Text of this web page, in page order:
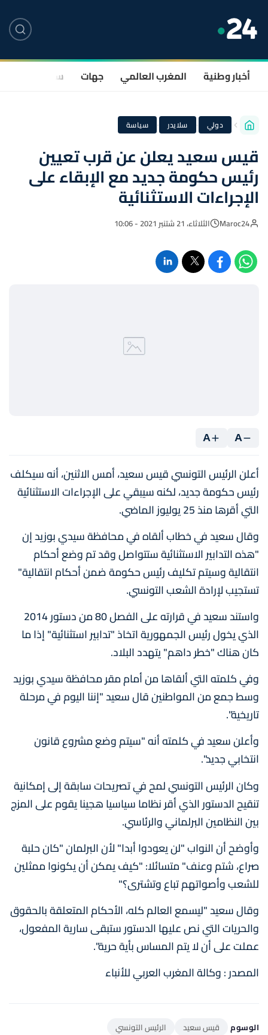
أخبار وطنية المغرب العالمي جهات سياسة
دولي · سلايدر · سياسة
قيس سعيد يعلن عن قرب تعيين
رئيس حكومة جديد مع الإبقاء على
الإجراءات الاستثنائية
Maroc24 الثلاثاء، 21 شتنبر 2021 - 10:06
A
A
أعلن الرئيس التونسي قيس سعيد، أمس الاثنين، أنه سيكلف
رئيس حكومة جديد، لكنه سيبقي على الإجراءات الاستثنائية
التي أقرها منذ 25 يوليوز الماضي.
وقال سعيد في خطاب ألقاه في محافظة سيدي بوزيد إن
"هذه التدابير الاستثنائية ستتواصل وقد تم وضع أحكام
انتقالية وسيتم تكليف رئيس حكومة ضمن أحكام انتقالية"
تستجيب لإرادة الشعب التونسي.
واستند سعيد في قرارته على الفصل 80 من دستور 2014
الذي يخول رئيس الجمهورية اتخاذ "تدابير استثنائية" إذا ما
كان هناك "خطر داهم" يتهدد البلاد.
وفي كلمته التي ألقاها من أمام مقر محافظة سيدي بوزيد
وسط جمع من المواطنين قال سعيد "إننا اليوم في مرحلة
تاريخية".
وأعلن سعيد في كلمته أنه "سيتم وضع مشروع قانون
انتخابي جديد".
وكان الرئيس التونسي لمح في تصريحات سابقة إلى إمكانية
تنقيح الدستور الذي أقر نظاما سياسيا هجينا يقوم على المزج
بين النظامين البرلماني والرئاسي.
وأوضح أن النواب "لن يعودوا أبدا" لأن البرلمان "كان حلبة
صراع، شتم وعنف" متسائلا: "كيف يمكن أن يكونوا ممثلين
للشعب وأصواتهم تباع وتشترى؟"
وقال سعيد "ليسمع العالم كله، الأحكام المتعلقة بالحقوق
والحريات التي نص عليها الدستور ستبقى سارية المفعول،
عملت على أن لا يتم المساس بأية حرية".
المصدر : وكالة المغرب العربي للأنباء
الوسوم قيس سعيد الرئيس التونسي